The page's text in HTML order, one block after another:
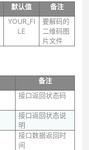
默认值
备注
YOUR_FI
LE
要解码的
二维码图
片文件
备注
接口返回状态码
接口返回状态说
明
接口数据返回时
间